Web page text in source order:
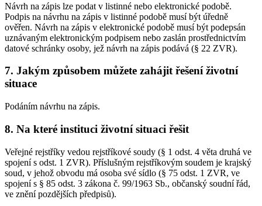
Návrh na zápis lze podat v listinné nebo elektronické podobě.
Podpis na návrhu na zápis v listinné podobě musí být úředně
ověřen. Návrh na zápis v elektronické podobě musí být podepsán
uznávaným elektronickým podpisem nebo zaslán prostřednictvím
datové schránky osoby, jež návrh na zápis podává (§ 22 ZVR).
7. Jakým způsobem můžete zahájit řešení životní
situace
Podáním návrhu na zápis.
8. Na které instituci životní situaci řešit
Veřejné rejstříky vedou rejstříkové soudy (§ 1 odst. 4 věta druhá ve
spojení s odst. 1 ZVR). Příslušným rejstříkovým soudem je krajský
soud, v jehož obvodu má osoba své sídlo (§ 75 odst. 1 ZVR, ve
spojení s § 85 odst. 3 zákona č. 99/1963 Sb., občanský soudní řád,
ve znění pozdějších předpisů).